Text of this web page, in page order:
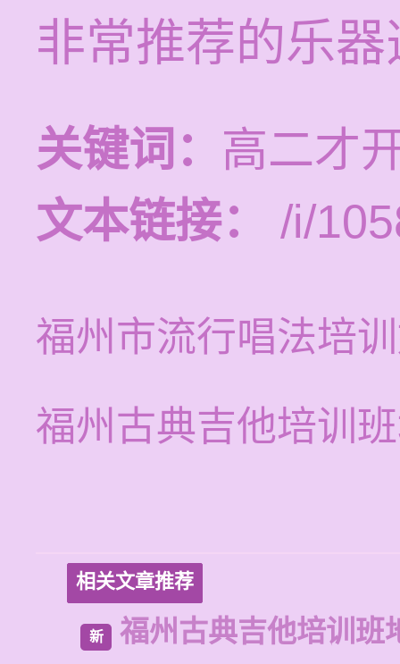
非常推荐的乐
关键词： 高二才
文本链接：
/i/
福州市流行唱法培
福州古典吉他培训
相关文章推荐
新 福州古典吉他培训班